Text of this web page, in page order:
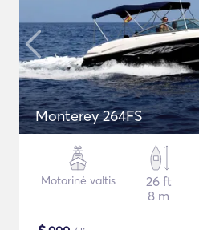
Monterey 264FS
Motorinė valtis
26 ft
8 m